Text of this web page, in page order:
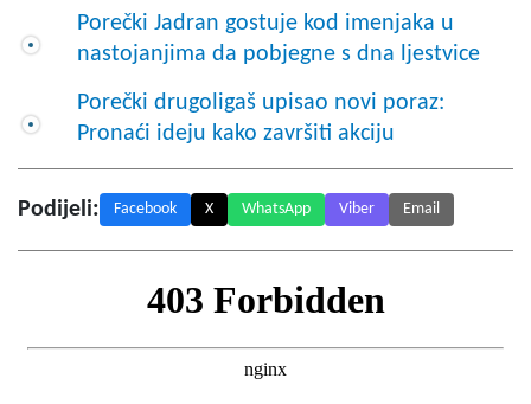
Porečki Jadran gostuje kod imenjaka u
nastojanjima da pobjegne s dna ljestvice
Porečki drugoligaš upisao novi poraz:
Pronaći ideju kako završiti akciju
Podijeli: Facebook X WhatsApp Viber Email